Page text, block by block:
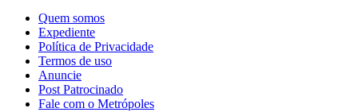
Quem somos
Expediente
Política de Privacidade
Termos de uso
Anuncie
Post Patrocinado
Fale com o Metrópoles